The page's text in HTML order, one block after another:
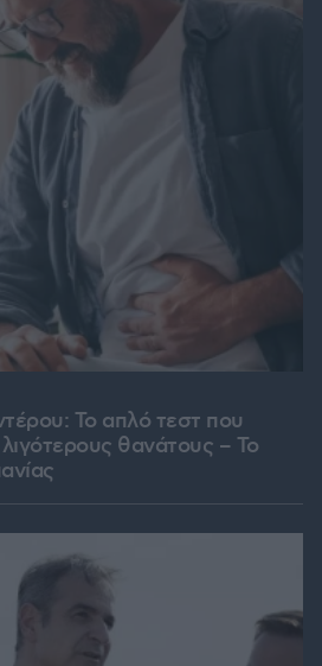
Το απλό τεστ που
θανάτους – Το